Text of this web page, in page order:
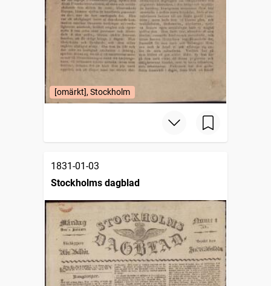
[omärkt], Stockholm
1831-01-03
Stockholms dagblad